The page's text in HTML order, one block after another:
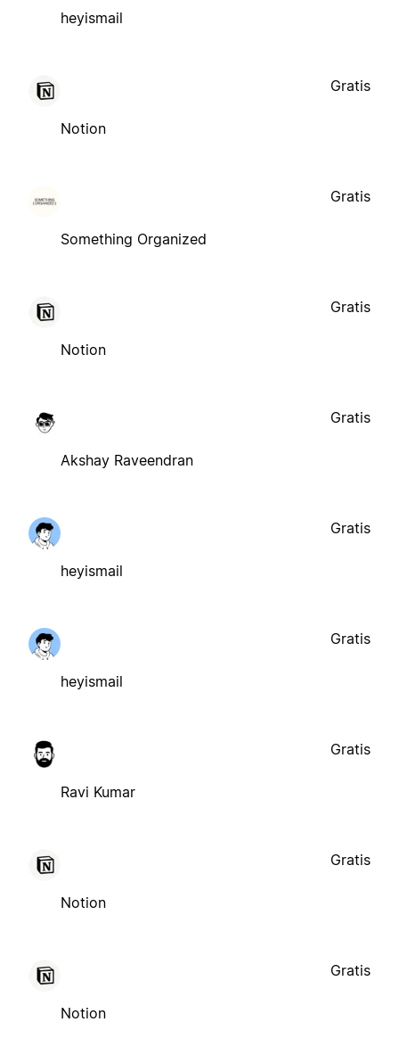
heyismail
Notion
Gratis
Something Organized
Gratis
Notion
Gratis
Akshay Raveendran
Gratis
heyismail
Gratis
heyismail
Gratis
Ravi Kumar
Gratis
Notion
Gratis
Notion
Gratis